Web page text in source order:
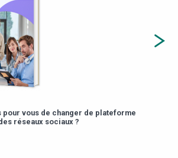
pour vous de changer de plateforme
réseaux sociaux ?